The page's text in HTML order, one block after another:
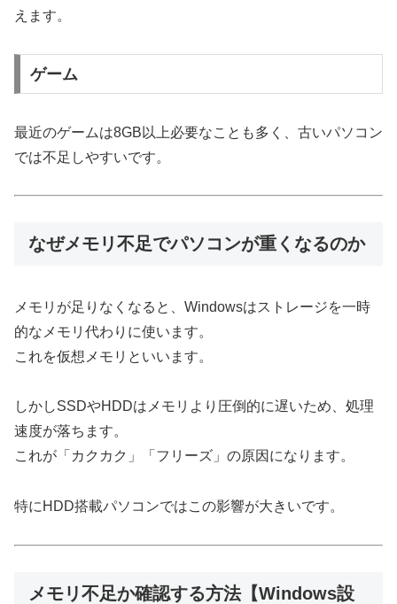
えます。
ゲーム
最近のゲームは8GB以上必要なことも多く、古いパソコン
では不足しやすいです。
なぜメモリ不足でパソコンが重くなるのか
メモリが足りなくなると、Windowsはストレージを一時
的なメモリ代わりに使います。
これを仮想メモリといいます。
しかしSSDやHDDはメモリより圧倒的に遅いため、処理
速度が落ちます。
これが「カクカク」「フリーズ」の原因になります。
特にHDD搭載パソコンではこの影響が大きいです。
メモリ不足か確認する方法【Windows設